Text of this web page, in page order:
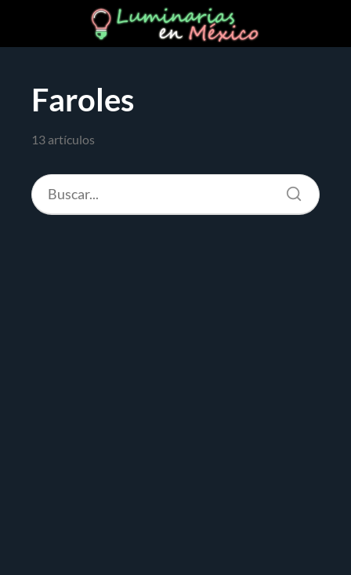
Faroles
13 artículos